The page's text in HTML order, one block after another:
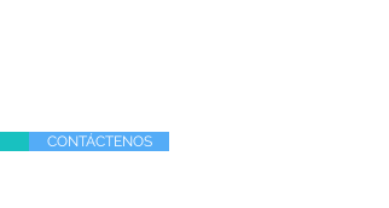
CONTÁCTENOS